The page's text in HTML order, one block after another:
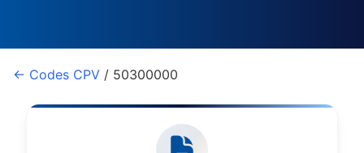
← Codes CPV / 50300000